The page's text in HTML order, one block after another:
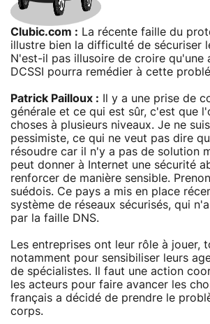
Clubic.com : La récente faille du
illustre bien la difficulté de sécuriser
N'est-il pas illusoire de croire qu'une
DCSSI pourra remédier à cette
Patrick Pailloux : Il y a une prise de
générale et ce qui est sûr, c'est que
choses à plusieurs niveaux. Je ne
pessimiste, ce qui ne veut pas dire
résoudre car il n'y a pas de solution
peut donner à Internet une sécurité
renforcer de manière sensible.
suédois. Ce pays a mis en place
système de réseaux sécurisés, qui
par la faille DNS.
Les entreprises ont leur rôle à jouer,
notamment pour sensibiliser leurs
de spécialistes. Il faut une action
les acteurs pour faire avancer les
français a décidé de prendre le
corps.